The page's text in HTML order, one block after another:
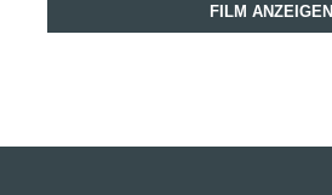
FILM ANZEIGEN